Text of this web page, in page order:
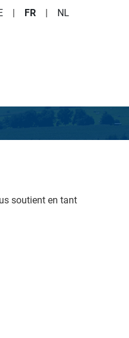
| FR | NL
soutient en tant